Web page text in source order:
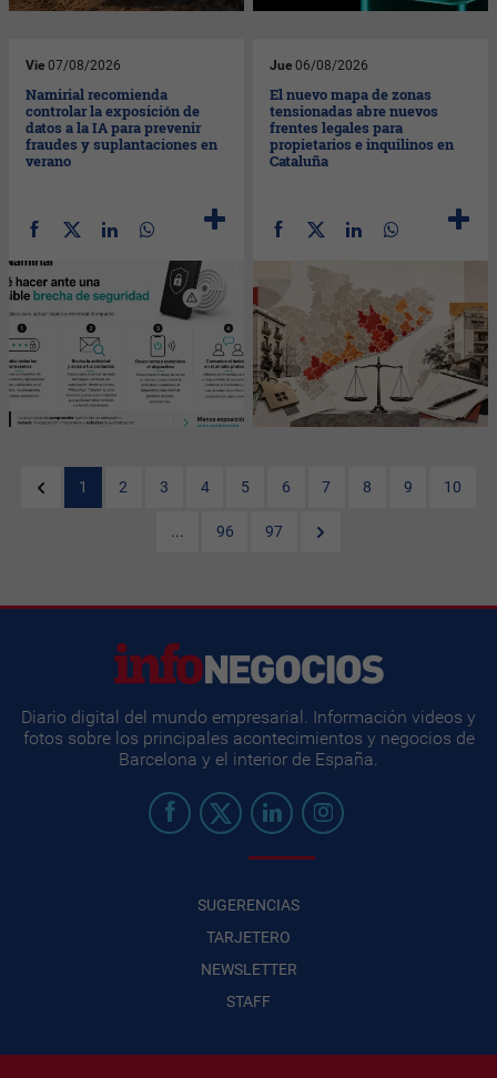
Vie 07/08/2026
Namirial recomienda
controlar la exposición de
datos a la IA para prevenir
fraudes y suplantaciones en
verano
Jue 06/08/2026
El nuevo mapa de zonas
tensionadas abre nuevos
frentes legales para
propietarios e inquilinos en
Cataluña
1 2 3 4 5 6 7 8 9 10
... 96 97
Diario digital del mundo empresarial. Información videos y
fotos sobre los principales acontecimientos y negocios de
Barcelona y el interior de España.
SUGERENCIAS
TARJETERO
NEWSLETTER
STAFF